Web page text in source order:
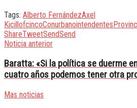
Tags: Alberto FernándezAxel
KicillofcincoConurbanointendentes
ShareTweetSendSend
Noticia anterior
Baratta: «Si la política se duerme
cuatro años podemos tener otra
Mas noticias